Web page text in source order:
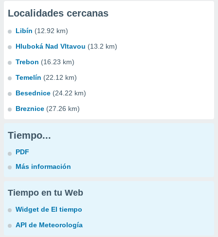
Localidades cercanas
Libín (12.92 km)
Hluboká Nad Vltavou (13.2 km)
Trebon (16.23 km)
Temelín (22.12 km)
Besednice (24.22 km)
Breznice (27.26 km)
Tiempo...
PDF
Más información
Tiempo en tu Web
Widget de El tiempo
API de Meteorología